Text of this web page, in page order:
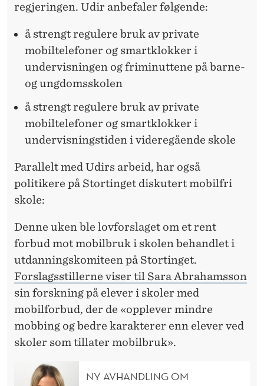
regjeringen. Udir anbefaler følgende:
å strengt regulere bruk av private
mobiltelefoner og smartklokker i
undervisningen og friminuttene på barne-
og ungdomsskolen
å strengt regulere bruk av private
mobiltelefoner og smartklokker i
undervisningstiden i videregående skole
Parallelt med Udirs arbeid, har også
politikere på Stortinget diskutert mobilfri
skole:
Denne uken ble lovforslaget om et rent
forbud mot mobilbruk i skolen behandlet i
utdanningskomiteen på Stortinget.
Forslagsstillerne viser til Sara Abrahamsson
sin forskning på elever i skoler med
mobilforbud, der de «opplever mindre
mobbing og bedre karakterer enn elever ved
skoler som tillater mobilbruk».
NY AVHANDLING OM